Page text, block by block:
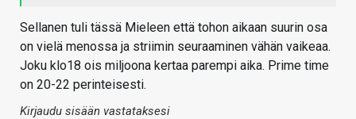
Sellanen tuli tässä Mieleen että tohon aikaan suurin osa
on vielä menossa ja striimin seuraaminen vähän vaikeaa.
Joku klo18 ois miljoona kertaa parempi aika. Prime time
on 20-22 perinteisesti.
Kirjaudu sisään vastataksesi